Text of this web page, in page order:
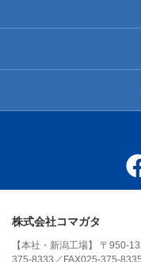
株式会社コマガタ
【本社・新潟工場】 〒950-